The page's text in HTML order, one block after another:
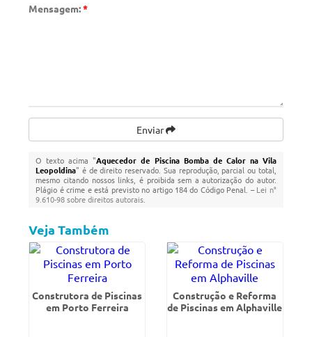
Mensagem:*
Enviar
O texto acima "Aquecedor de Piscina Bomba de Calor na Vila
Leopoldina" é de direito reservado. Sua reprodução, parcial ou total,
mesmo citando nossos links, é proibida sem a autorização do autor.
Plágio é crime e está previsto no artigo 184 do Código Penal. –Lei n°
9.610-98 sobre direitos autorais
Veja Também
Construtora de Piscinas
em Porto Ferreira
Construção e Reforma
de Piscinas em Alphaville